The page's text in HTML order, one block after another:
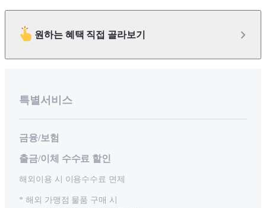
원하는 혜택 직접 골라보기
특별서비스
금융/보험
출금/이체 수수료 할인
해외이용 시 이용수수료 면제
* 해외 가맹점 물품 구매 시